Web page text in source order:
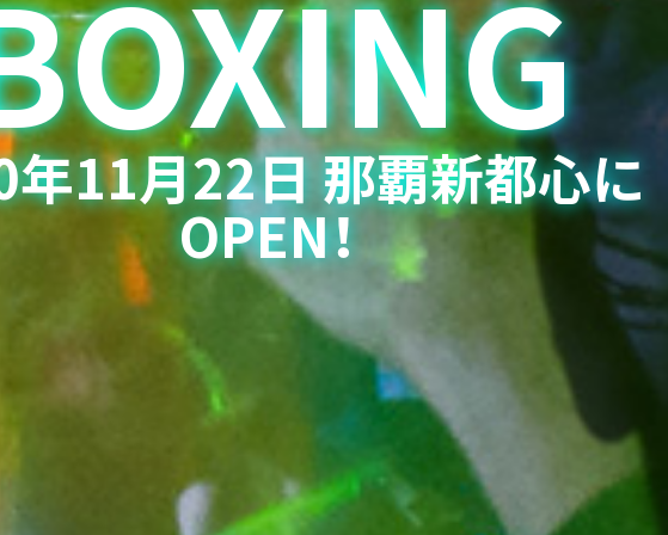
11月22日 那覇新都心に
OPEN！